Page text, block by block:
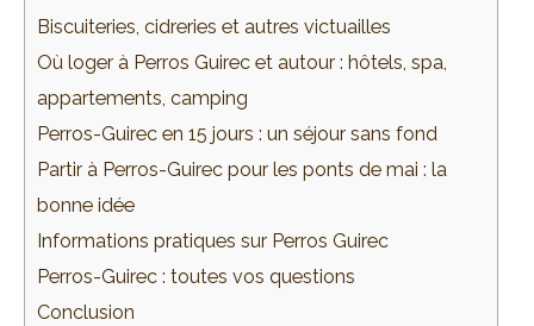
Biscuiteries, cidreries et autres victuailles
Où loger à Perros Guirec et autour : hôtels, spa,
appartements, camping
Perros-Guirec en 15 jours : un séjour sans fond
Partir à Perros-Guirec pour les ponts de mai : la
bonne idée
Informations pratiques sur Perros Guirec
Perros-Guirec : toutes vos questions
Conclusion